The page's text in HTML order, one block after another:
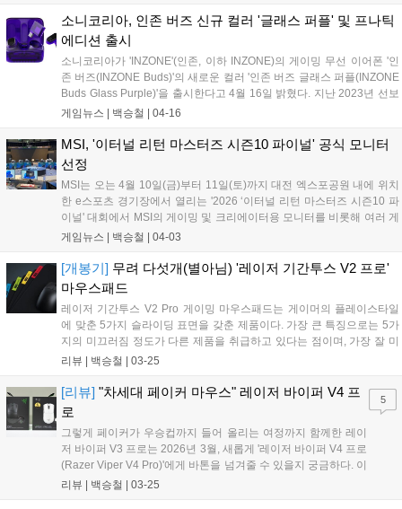
이 됐다. 이러한 한계를 보완한 새로운 선택지로 '슬림 게이밍(Slim
Gaming)' 노트북이 떠오르고 있다....
소니코리아, 인존 버즈 신규 컬러 '글래스 퍼플' 및 프나틱
에디션 출시
소니코리아가 'INZONE'(인존, 이하 INZONE)의 게이밍 무선 이어폰 '인
존 버즈(INZONE Buds)'의 새로운 컬러 '인존 버즈 글래스 퍼플(INZONE
Buds Glass Purple)'을 출시한다고 4월 16일 밝혔다. 지난 2023년 선보
인 인존 버즈는 출시 8개월 만에 누적 판매량 1만 2000대를 돌파하며 프
용 시 0.03초 이하의 유선에 가까운 저지연 환경을 제공할 뿐 아니라 한
번 배터리를 충전하면 최대 24시간 사용 가능해 게이머들 사이에서는 이
상적인 게이밍 이어폰으로 알려져 있다. PC와 Playstation은 물론 모바
일 및 휴대용 게임 콘솔과 호환성도 뛰어나다....
게임뉴스 | 백승철 | 04-16
MSI, '이터널 리턴 마스터즈 시즌10 파이널' 공식 모니터
선정
MSI는 오는 4월 10일(금)부터 11일(토)까지 대전 엑스포공원 내에 위치
한 e스포츠 경기장에서 열리는 '2026 ‘이터널 리턴 마스터즈 시즌10 파
이널' 대회에서 MSI의 게이밍 및 크리에이터용 모니터를 비롯해 여러 게
이밍 데스크탑 등 다양한 제품을 전시하고 체험할 수 있는 부스를 운영
모니터는 지난해 공식 모델이었던 'MSI G274F'의 후속 히트 제품이다.
또한 2026년 3월 일산 킨텍스에서 열린 '아크 월드 투어 2026'에서도 e
스포츠 공식 대회용 모니터로 선정된 바 있다....
게임뉴스 | 백승철 | 04-03
[개봉기] 무려 다섯개(별아님) '레이저 기간투스 V2 프로'
마우스패드
레이저 기간투스 V2 Pro 게이밍 마우스패드는 게이머의 플레이스타일
에 맞춘 5가지 슬라이딩 표면을 갖춘 제품이다. 가장 큰 특징으로는 5가
지의 미끄러짐 정도가 다른 제품을 취급하고 있다는 점이며, 가장 잘 미
끄러지는 순서대로 Max Speed, Speed, Balance, Control, Max Control
리뷰 | 백승철 | 03-25
[리뷰] "차세대 페이커 마우스" 레이저 바이퍼 V4 프
로
그렇게 페이커가 우승컵까지 들어 올리는 여정까지 함께한 레이
저 바이퍼 V3 프로는 2026년 3월, 새롭게 '레이저 바이퍼 V4 프로
(Razer Viper V4 Pro)'에게 바톤을 넘겨줄 수 있을지 궁금하다. 이
번 바이퍼 V4 프로는 출시 전부터 페이커 선수가 직접 테스트하
리뷰 | 백승철 | 03-25
5